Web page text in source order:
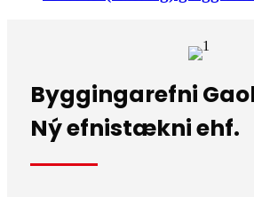
Byggingarefni
Ný efnistækni ehf.